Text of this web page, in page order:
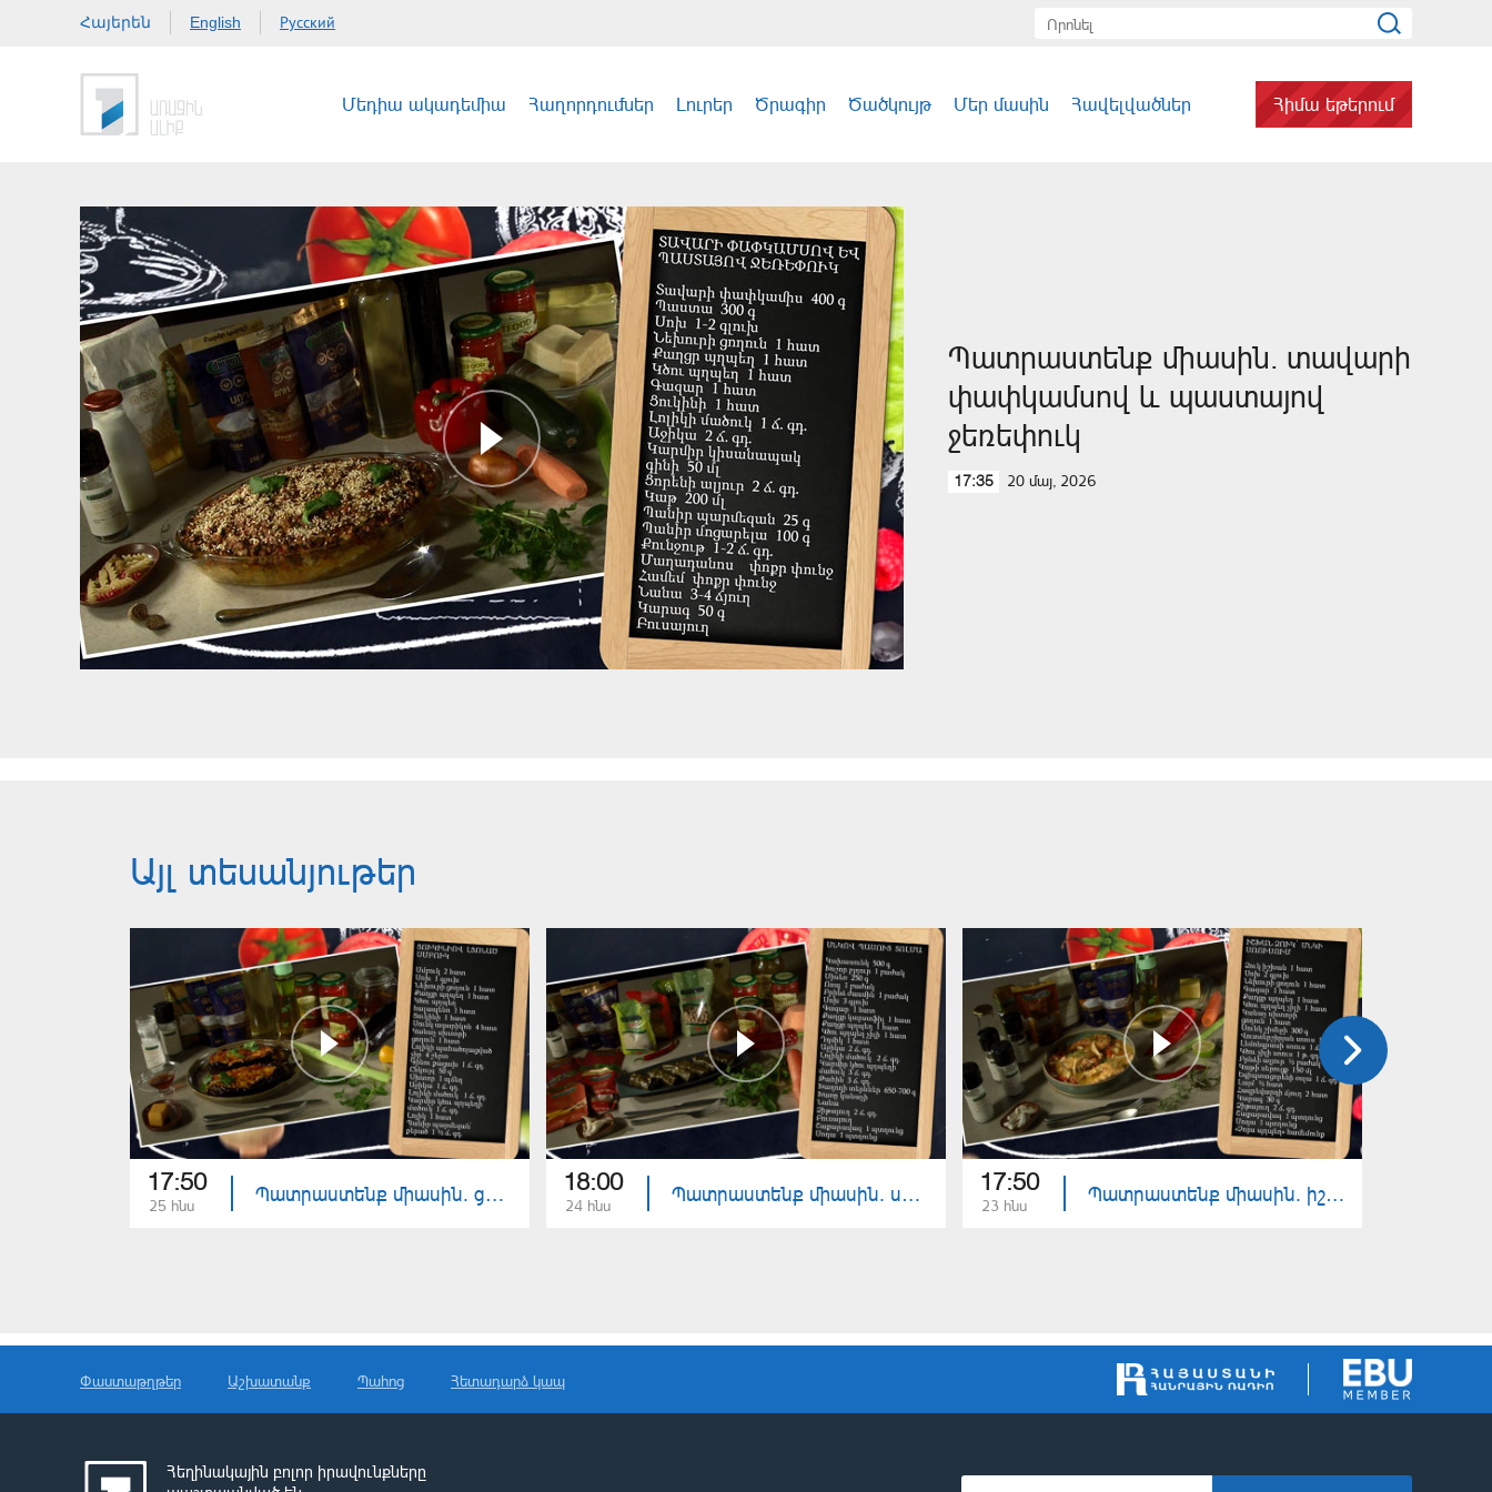
Հայերեն English Русский
Մեդիա ակադեմիա Հաղորդումներ Լուրեր Ծրագիր Ծածկույթ Մեր մասին Հավելվածներ Հիմա եթերում
Պատրաստենք միասին. տավարի
փափկամսով և պաստայով
ջեռեփուկ
17:35 20 մայ, 2026
Այլ տեսանյութեր
17:50
25 հնս Պատրաստենք միասին. ցուկինիով լցոնած սմբուկ 18:00
24 հնս Պատրաստենք միասին. սնկով պասուց տոլմա 17:50
23 հնս Պատրաստենք միասին. իշխան ձուկ սնկի սոուսով
Փաստաթղթեր Աշխատանք Պահոց Հետադարձ կապ
Հեղինակային բոլոր իրավունքները